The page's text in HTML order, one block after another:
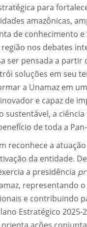
para
amazônicas,
de conhecimento
nos debates
ser pensada a partir
soluções em seu
a Unamaz em
e capaz de
sustentável, a
de toda a
reconhece a
da entidade.
a presidência
representando o
e contribuindo
Estratégico 2025-